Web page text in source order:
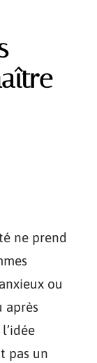
ne prend
ou
après
pas un